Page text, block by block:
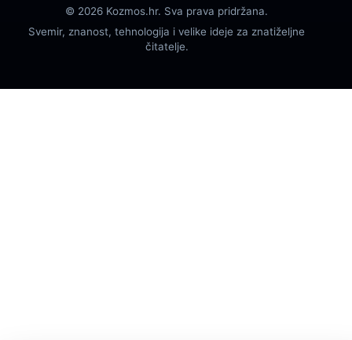
© 2026 Kozmos.hr. Sva prava pridržana.
Svemir, znanost, tehnologija i velike ideje za znatiželjne
čitatelje.